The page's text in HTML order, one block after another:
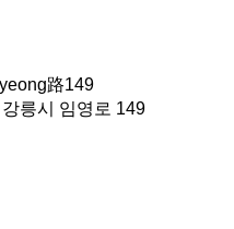
路149
릉시 임영로 149